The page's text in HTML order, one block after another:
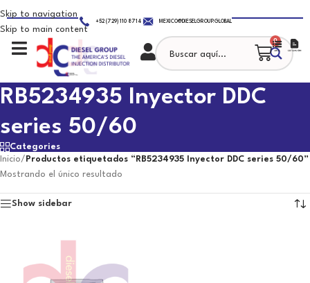
Skip to navigation
Skip to main content
+52 (729) 110 8714 MEXICO@DIESELGROUP.GLOBAL
0
RB5234935 Inyector DDC
series 50/60
Categories
Inicio/ Productos etiquetados “RB5234935 Inyector DDC series 50/60”
Mostrando el único resultado
Show sidebar